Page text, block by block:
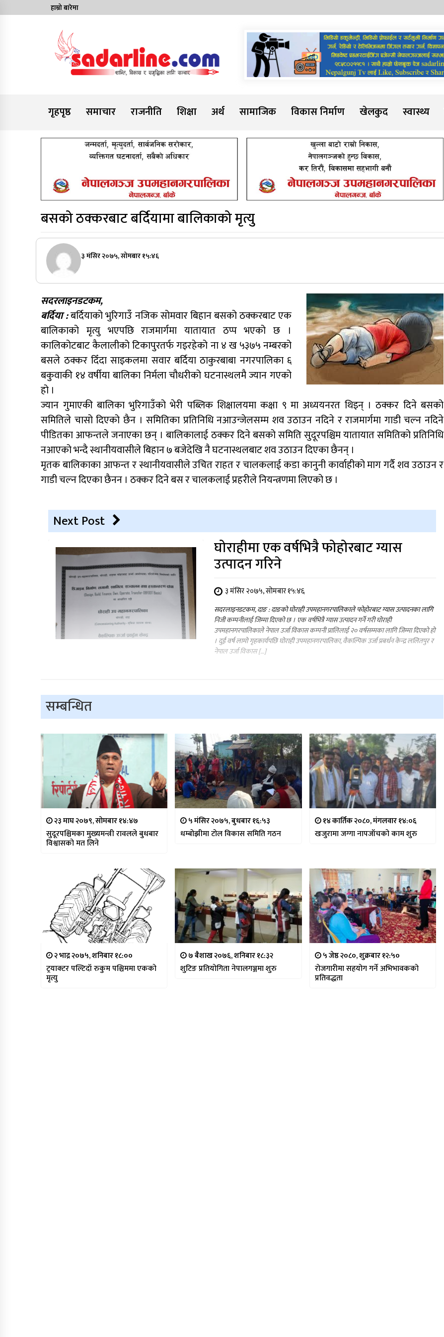
to
हाम्रो बारेमा
Sadarline
गृहपृष्ठ
समाचार राजनीति शिक्षा अर्थ सामाजिक विकास निर्माण खेलकुद स्वास्थ्य
बसको ठक्करबाट बर्दियामा बालिकाको मृत्यु
३ मंसिर २०७५, सोमबार १५:४६
सदरलाइनडटकम,
बर्दिया :बर्दियाको भुरिगाउँ नजिक सोमवार बिहान बसको ठक्करबाट एक
बालिकाको मृत्यु भएपछि राजमार्गमा यातायात ठप्प भएको छ ।
कालिकोटबाट कैलालीको टिकापुरतर्फ गइरहेको ना ४ ख ५३७५ नम्बरको
बसले ठक्कर दिँदा साइकलमा सवार बर्दिया ठाकुरबाबा नगरपालिका ६
बकुवाकी १४ वर्षीया बालिका निर्मला चौधरीको घटनास्थलमै ज्यान गएको
हो ।
ज्यान गुमाएकी बालिका भुरिगाउँको भेरी पब्लिक शिक्षालयमा कक्षा ९ मा अध्ययनरत थिइन् । ठक्कर दिने बसको
समितिले चासो दिएको छैन । समितिका प्रतिनिधि नआउन्जेलसम्म शव उठाउन नदिने र राजमार्गमा गाडी चल्न नदिने
पीडितका आफन्तले जनाएका छन् । बालिकालाई ठक्कर दिने बसको समिति सुदूरपश्चिम यातायात समितिको प्रतिनिधि
नआएको भन्दै स्थानीयवासीले बिहान ७ बजेदेखि नै घटनास्थलबाट शव उठाउन दिएका छैनन् ।
मृतक बालिकाका आफन्त र स्थानीयवासीले उचित राहत र चालकलाई कडा कानुनी कार्वाहीको माग गर्दै शव उठाउन र
गाडी चल्न दिएका छैनन । ठक्कर दिने बस र चालकलाई प्रहरीले नियन्त्रणमा लिएको छ ।
Next Post
घोराहीमा एक वर्षभित्रै फोहोरबाट ग्यास
उत्पादन गरिने
३ मंसिर २०७५, सोमबार १५:४६
सदरलाइनडटकम, दाङ : दाङको घोराही उपमहानगरपालिकाले फोहोरबाट ग्यास उत्पादनका लागि
निजी कम्पनीलाई जिम्मा दिएको छ । एक वर्षभित्रै ग्यास उत्पादन गर्ने गरी घोराही
उपमहानगरपालिकाले नेपाल उर्जा विकास कम्पनी प्रालिलाई २० वर्षसम्मका लागि जिम्मा दिएको हो
। दुई वर्ष लामो गृहकार्यपछि घोराही उपमहानगरपालिका, वैकल्पिक उर्जा प्रबर्धन केन्द्र ललितपुर र
नेपाल उर्जा विकास […]
सम्बन्धित
२३ माघ २०७९, सोमबार १४:४७
सुदूरपश्चिमका मुख्यमन्त्री रावलले बुधबार
विश्वासको मत लिने
५ मंसिर २०७५, बुधबार १६:५३
धम्बोझीमा टोल विकास समिति गठन
१४ कार्तिक २०८०, मंगलवार १४:०६
खजुरामा जग्गा नापजाँचको काम शुरु
२ भाद्र २०७५, शनिबार १८:००
ट्रयाक्टर पल्टिदाँ रुकुम पश्चिममा एकको
मृत्यु
७ बैशाख २०७६, शनिबार १८:३२
शुटिङ प्रतियोगिता नेपालगञ्जमा शुरु
५ जेष्ठ २०८०, शुक्रबार १२:५०
रोजगारीमा सहयोग गर्ने अभिभावकको
प्रतिवद्धता